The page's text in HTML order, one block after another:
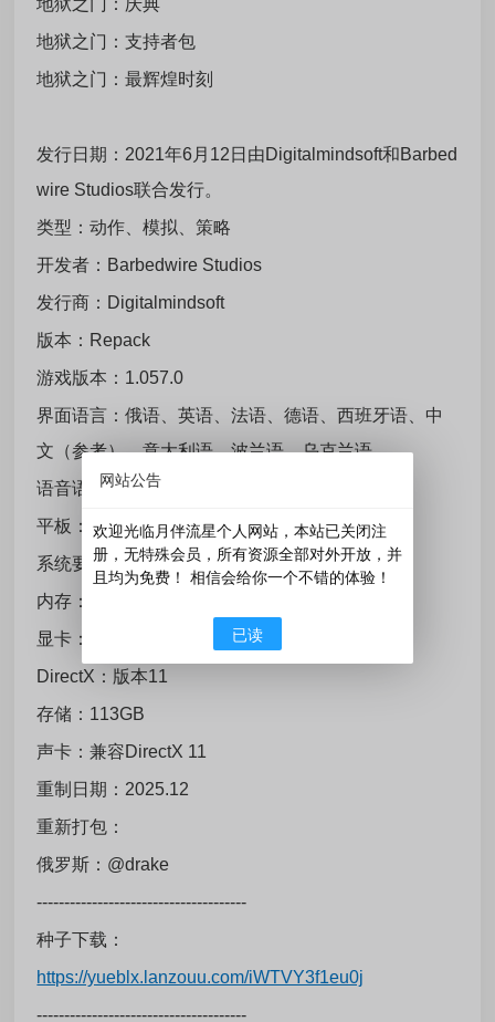
地狱之门：庆典
地狱之门：支持者包
地狱之门：最辉煌时刻
发行日期：2021年6月12日由Digitalmindsoft和Barbed
wire Studios联合发行。
类型：动作、模拟、策略
开发者：Barbedwire Studios
发行商：Digitalmindsoft
版本：Repack
游戏版本：1.057.0
界面语言：俄语、英语、法语、德语、西班牙语、中
文（参考）、意大利语、波兰语、乌克兰语
语音语言：英语
平板：嵌入式（RUNE） 最低系统需求：
系统要求：64位 - Windows 7、8、10、11
内存：8 GB RAM
显卡：GTX 1050 / RX 550
DirectX：版本11
存储：113GB
声卡：兼容DirectX 11
重制日期：2025.12
重新打包：
俄罗斯：@drake
--------------------------------------
种子下载：
https://yueblx.lanzouu.com/iWTVY3f1eu0j
--------------------------------------
网站公告
欢迎光临月伴流星个人网站，本站已关闭注
册，无特殊会员，所有资源全部对外开放，并
且均为免费！ 相信会给你一个不错的体验！
已读